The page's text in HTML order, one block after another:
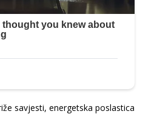
savjesti, energetska poslastica